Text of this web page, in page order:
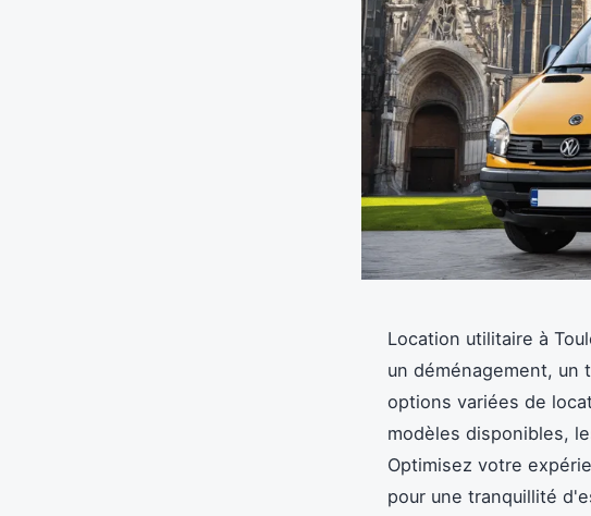
Location utilitaire à
un déménagement, un
options variées de
modèles disponibles,
Optimisez votre
pour une tranquillité